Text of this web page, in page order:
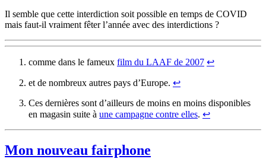
Il semble que cette interdiction soit possible en temps de COVID
mais faut-il vraiment fêter l’année avec des interdictions ?
comme dans le fameux film du LAAF de 2007 ↩︎
et de nombreux autres pays d’Europe. ↩︎
Ces dernières sont d’ailleurs de moins en moins disponibles
en magasin suite à une campagne contre elles. ↩︎
Mon nouveau fairphone